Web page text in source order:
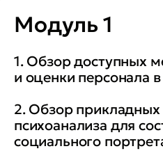
Модуль 1
1. Обзор доступных
и оценки персонала
2. Обзор
психоанализа для
социального